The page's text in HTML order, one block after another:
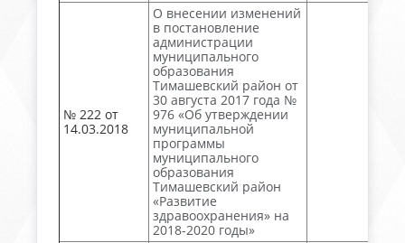
№ 222 от
14.03.2018
О внесении изменений
в постановление
администрации
муниципального
образования
Тимашевский район от
30 августа 2017 года №
976 «Об утверждении
муниципальной
программы
муниципального
образования
Тимашевский район
«Развитие
здравоохранения» на
2018-2020 годы»